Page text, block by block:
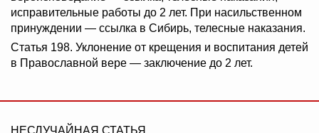
исправительные работы до 2 лет. При насильственном
принуждении — ссылка в Сибирь, телесные наказания.
Статья 198. Уклонение от крещения и воспитания детей
в Православной вере — заключение до 2 лет.